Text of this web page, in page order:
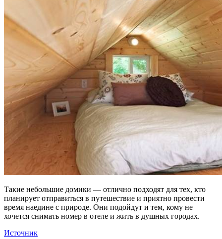
Такие небольшие домики — отлично подходят для тех, кто
планирует отправиться в путешествие и приятно провести
время наедине с природе. Они подойдут и тем, кому не
хочется снимать номер в отеле и жить в душных городах.
Источник